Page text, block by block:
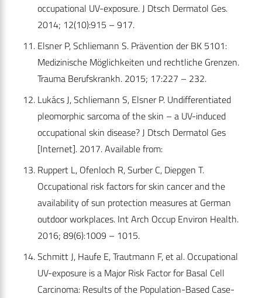
occupational UV-exposure. J Dtsch Dermatol Ges.
2014; 12(10):915 – 917.
Elsner P, Schliemann S. Prävention der BK 5101:
Medizinische Möglichkeiten und rechtliche Grenzen.
Trauma Berufskrankh. 2015; 17:227 – 232.
Lukács J, Schliemann S, Elsner P. Undifferentiated
pleomorphic sarcoma of the skin – a UV-induced
occupational skin disease? J Dtsch Dermatol Ges
[Internet]. 2017. Available from:
Ruppert L, Ofenloch R, Surber C, Diepgen T.
Occupational risk factors for skin cancer and the
availability of sun protection measures at German
outdoor workplaces. Int Arch Occup Environ Health.
2016; 89(6):1009 – 1015.
Schmitt J, Haufe E, Trautmann F, et al. Occupational
UV-exposure is a Major Risk Factor for Basal Cell
Carcinoma: Results of the Population-Based Case-